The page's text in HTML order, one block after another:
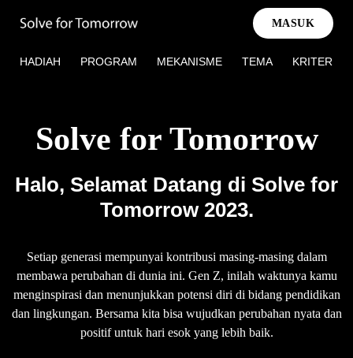
MASUK
HADIAH PROGRAM MEKANISME TEMA KRITERIA
Solve for Tomorrow
Halo, Selamat Datang di Solve for
Tomorrow 2023.
Setiap generasi mempunyai kontribusi masing-masing dalam
membawa perubahan di dunia ini. Gen Z, inilah waktunya kamu
menginspirasi dan menunjukkan potensi diri di bidang pendidikan
dan lingkungan. Bersama kita bisa wujudkan perubahan nyata dan
positif untuk hari esok yang lebih baik.